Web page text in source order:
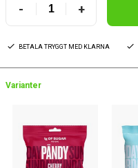
- +
BETALA TRYGGT MED KLARNA
Varianter